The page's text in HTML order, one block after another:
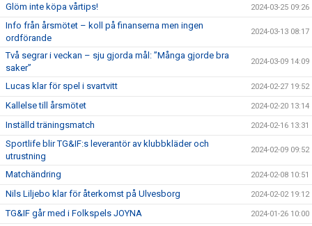
Glöm inte köpa vårtips! 2024-03-25 09:26
Info från årsmötet – koll på finanserna men ingen
ordförande
2024-03-13 08:17
Två segrar i veckan – sju gjorda mål: ”Många gjorde bra
saker”
2024-03-09 14:09
Lucas klar för spel i svartvitt 2024-02-27 19:52
Kallelse till årsmötet 2024-02-20 13:14
Inställd träningsmatch 2024-02-16 13:31
Sportlife blir TG&IF:s leverantör av klubbkläder och
utrustning
2024-02-09 09:52
Matchändring 2024-02-08 10:51
Nils Liljebo klar för återkomst på Ulvesborg 2024-02-02 19:12
TG&IF går med i Folkspels JOYNA 2024-01-26 10:00